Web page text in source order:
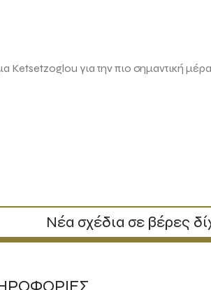
Ketsetzoglou για την πιο σημαντική
Νέα σχέδια σε βέρες